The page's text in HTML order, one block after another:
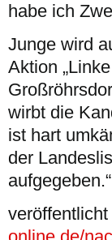
habe ich
Junge wird
Aktion
wirbt die
ist hart
der
aufgegeben.“